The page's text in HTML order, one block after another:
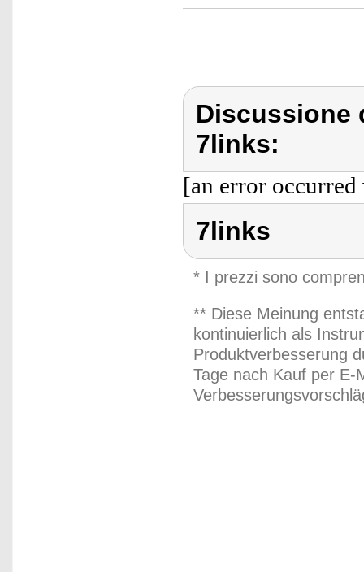
Discussione
7links:
[an error
7links
* I prezzi sono
** Diese Meinung
kontinuierlich als
Produktverbesserung
Tage nach Kauf per E-